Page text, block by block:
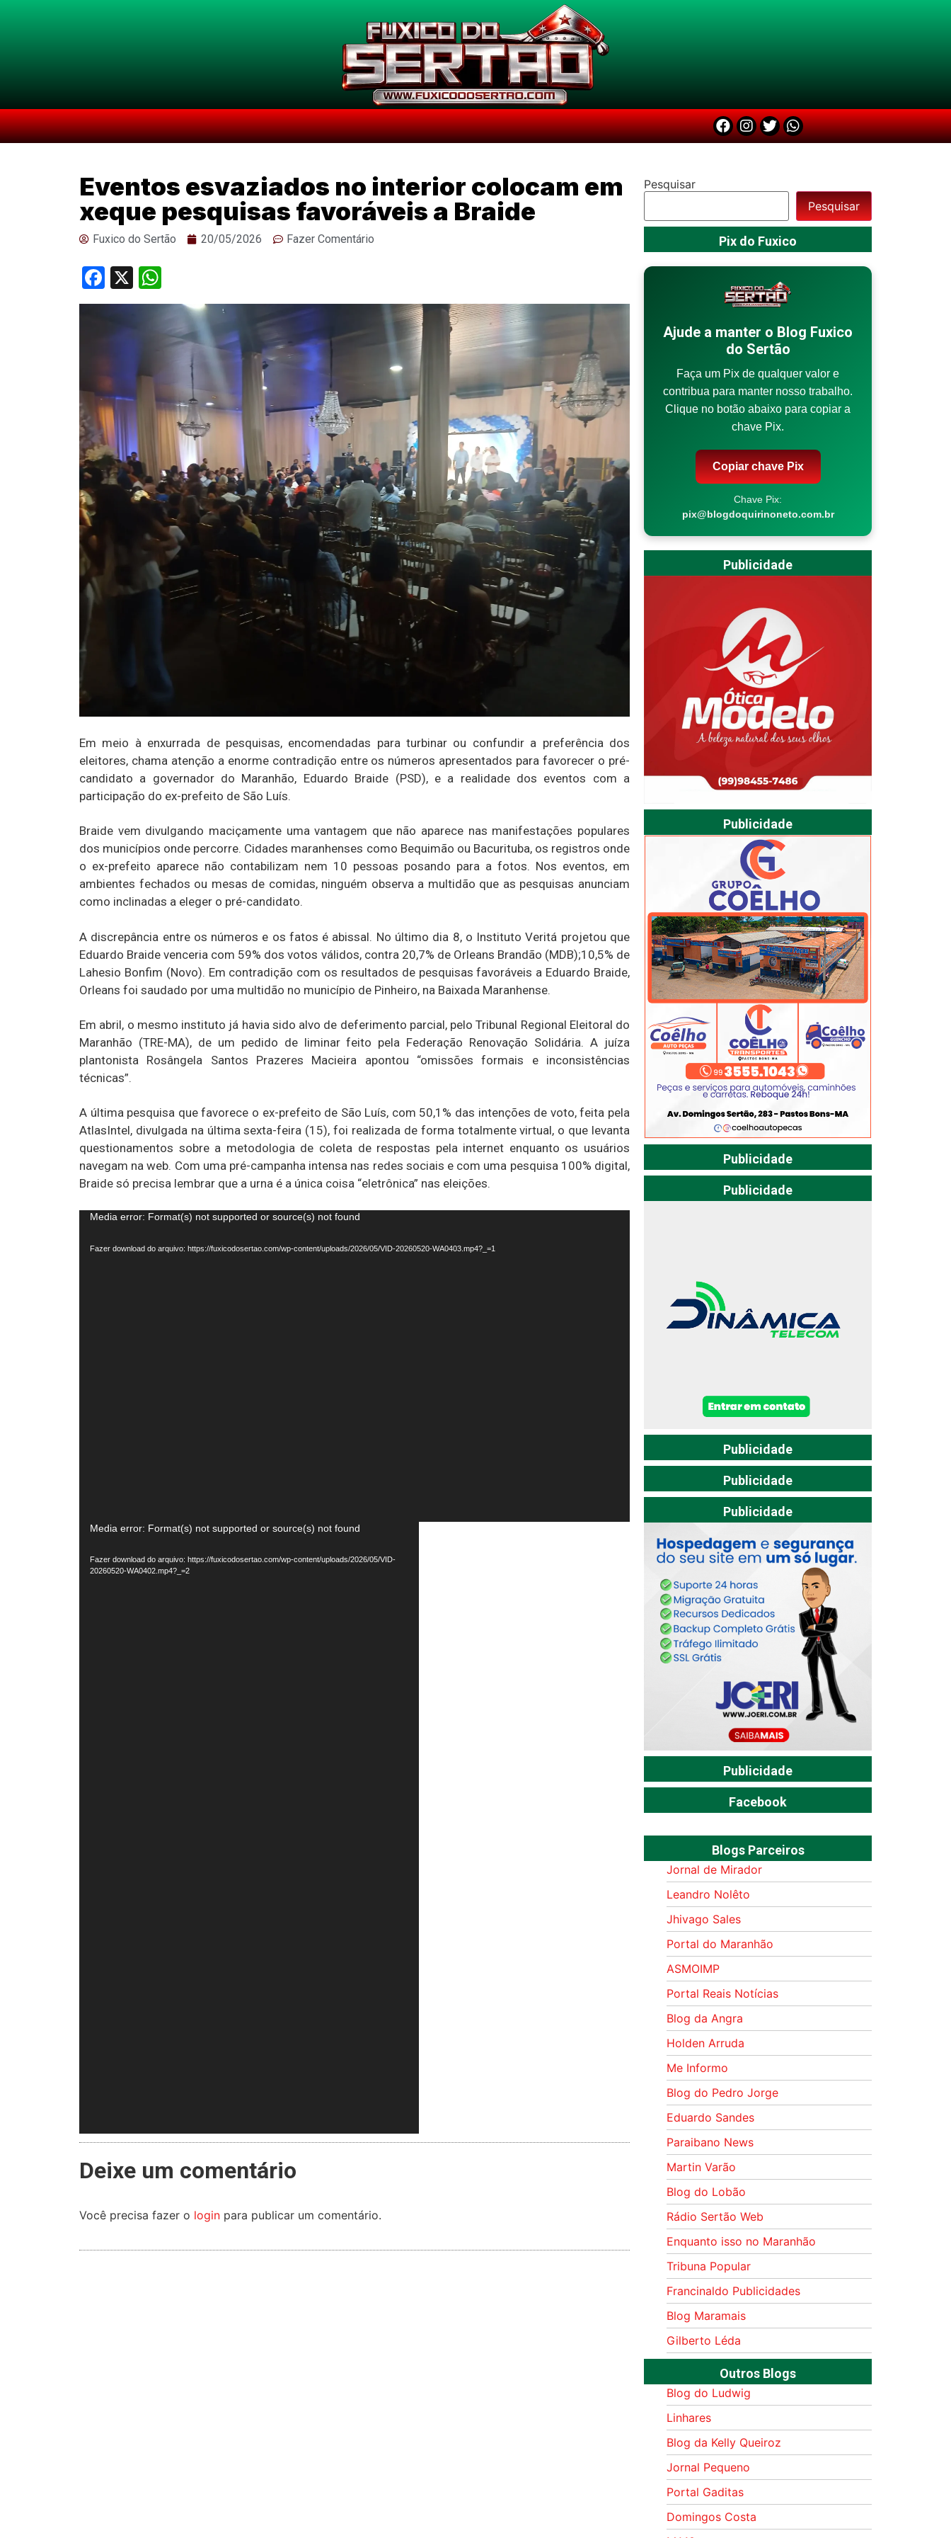
Eventos esvaziados no interior colocam em
xeque pesquisas favoráveis a Braide
Fuxico do Sertão 20/05/2026 Fazer Comentário
Facebook
X
Em meio à enxurrada de pesquisas, encomendadas para turbinar ou confundir a preferência dos
eleitores, chama atenção a enorme contradição entre os números apresentados para favorecer o pré-
candidato a governador do Maranhão, Eduardo Braide (PSD), e a realidade dos eventos com a
participação do ex-prefeito de São Luís.
Braide vem divulgando maciçamente uma vantagem que não aparece nas manifestações populares
dos municípios onde percorre. Cidades maranhenses como Bequimão ou Bacurituba, os registros onde
o ex-prefeito aparece não contabilizam nem 10 pessoas posando para a fotos. Nos eventos, em
ambientes fechados ou mesas de comidas, ninguém observa a multidão que as pesquisas anunciam
como inclinadas a eleger o pré-candidato.
A discrepância entre os números e os fatos é abissal. No último dia 8, o Instituto Veritá projetou que
Eduardo Braide venceria com 59% dos votos válidos, contra 20,7% de Orleans Brandão (MDB);10,5% de
Lahesio Bonfim (Novo). Em contradição com os resultados de pesquisas favoráveis a Eduardo Braide,
Orleans foi saudado por uma multidão no município de Pinheiro, na Baixada Maranhense.
Em abril, o mesmo instituto já havia sido alvo de deferimento parcial, pelo Tribunal Regional Eleitoral do
Maranhão (TRE-MA), de um pedido de liminar feito pela Federação Renovação Solidária. A juíza
plantonista Rosângela Santos Prazeres Macieira apontou “omissões formais e inconsistências
técnicas”.
A última pesquisa que favorece o ex-prefeito de São Luís, com 50,1% das intenções de voto, feita pela
AtlasIntel, divulgada na última sexta-feira (15), foi realizada de forma totalmente virtual, o que levanta
questionamentos sobre a metodologia de coleta de respostas pela internet enquanto os usuários
navegam na web. Com uma pré-campanha intensa nas redes sociais e com uma pesquisa 100% digital,
Braide só precisa lembrar que a urna é a única coisa “eletrônica” nas eleições.
Tocador
vídeo
Media error: Format(s) not supported or source(s) not found
Fazer download do arquivo: https://fuxicodosertao.com/wp-content/uploads/2026/05/VID-20260520-WA0403.mp4?_=1
Tocador
vídeo
Media error: Format(s) not supported or source(s) not found
Fazer download do arquivo: https://fuxicodosertao.com/wp-content/uploads/2026/05/VID-
20260520-WA0402.mp4?_=2
Deixe um comentário
Você precisa fazer o login para publicar um comentário.
Pesquisar
Pesquisar
Pix do Fuxico
Ajude a manter o Blog Fuxico
do Sertão
Faça um Pix de qualquer valor e
contribua para manter nosso trabalho.
Clique no botão abaixo para copiar a
chave Pix.
Copiar chave Pix
Chave Pix:
pix@blogdoquirinoneto.com.br
Publicidade
Publicidade
Publicidade
Publicidade
Publicidade
Publicidade
Publicidade
Publicidade
Facebook
Blogs Parceiros
Jornal de Mirador
Leandro Nolêto
Jhivago Sales
Portal do Maranhão
ASMOIMP
Portal Reais Notí­cias
Blog da Angra
Holden Arruda
Me Informo
Blog do Pedro Jorge
Eduardo Sandes
Paraibano News
Martin Varão
Blog do Lobão
Rádio Sertão Web
Enquanto isso no Maranhão
Tribuna Popular
Francinaldo Publicidades
Blog Maramais
Gilberto Léda
Outros Blogs
Blog do Ludwig
Linhares
Blog da Kelly Queiroz
Jornal Pequeno
Portal Gaditas
Domingos Costa